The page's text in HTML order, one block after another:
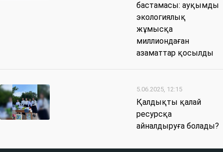
бастамасы: ауқымды
экологиялық
жұмысқа
миллиондаған
азаматтар қосылды
5.06.2025, 12:15
Қалдықты қалай
ресурсқа
айналдыруға болады?